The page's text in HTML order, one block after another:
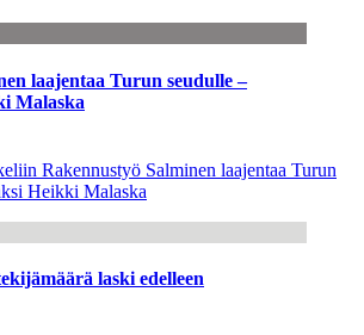
laajentaa Turun seudulle –
Malaska
Rakennustyö Salminen laajentaa Turun
Heikki Malaska
laski edelleen